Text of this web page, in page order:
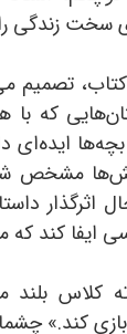
سخت زندگی
که با
ایده‌ای
مشخص
اثرگذار
ایفا کند که
کلاس بلند
کند.»